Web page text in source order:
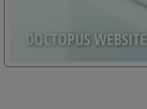
DOCTOPUS WEBSITE